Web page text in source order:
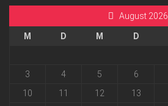
August 2026
M D M D
3
4 5 6
10
11 12 13